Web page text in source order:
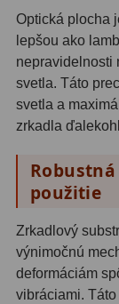
Montáže 93
Azimutálne AZ
Equatoriálne
Fotografické
Statívy a piliere
Tubusové kruhy
Motorové
Lišty8
Optická plocha
lepšou ako
nepravidelnosti
svetla. Táto
svetla a
zrkadla
použitie
Zrkadlový
výnimočnú
deformáciám
vibráciami.